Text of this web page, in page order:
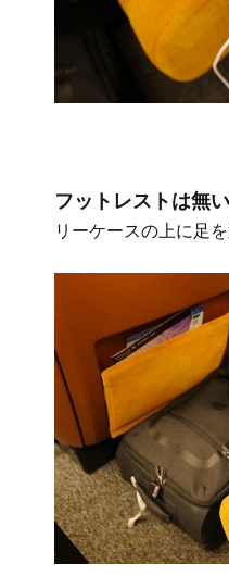
フットレストは無い
リーケースの上に足